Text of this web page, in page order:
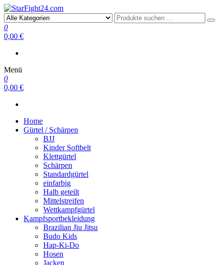
StarFight24.com
Kampfsportartikel
0
0,00 €
Menü
0
0,00 €
Home
Gürtel / Schärpen
BJJ
Kinder Softbelt
Klettgürtel
Schärpen
Standardgürtel
einfarbig
Halb geteilt
Mittelstreifen
Wettkampfgürtel
Kampfsportbekleidung
Brazilian Jiu Jitsu
Budo Kids
Hap-Ki-Do
Hosen
Jacken